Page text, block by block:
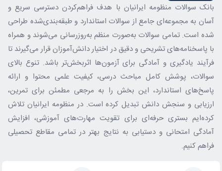
بانک سوالات منظومه ایرانیان با هدف فراهم‌کردن دسترسی سریع و
آسان به مجموعه‌ای جامع از سوالات استاندارد و طبقه‌بندی‌شده طراحی
شده است. تمامی سوالات به‌صورت منظم به‌روزرسانی می‌شوند و همراه
با پاسخنامه‌های تشریحی و دقیق در اختیار دانش‌آموزان قرار می‌گیرند تا
فرآیند یادگیری و آمادگی برای آزمون‌ها اثربخش‌تر باشد. تنوع بالای
سوالات، پوشش کامل مباحث درسی، کیفیت علمی محتوا و ارائه
پاسخ‌های استاندارد، این بخش را به مرجعی مطمئن برای تمرین،
ارزیابی و سنجش دانش تبدیل کرده است. در منظومه ایرانیان تلاش
کرده‌ایم بستری حرفه‌ای برای تقویت مهارت‌های آموزشی، افزایش
آمادگی امتحانی و دستیابی به نتایج بهتر در تمامی مقاطع تحصیلی
فراهم کنیم.